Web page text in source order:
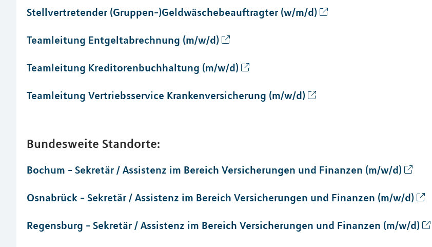
Stellvertretender (Gruppen-)Geldwäschebeauftragter (w/m/d)
Teamleitung Entgeltabrechnung (m/w/d)
Teamleitung Kreditorenbuchhaltung (m/w/d)
Teamleitung Vertriebsservice Krankenversicherung (m/w/d)
Bundesweite Standorte:
Bochum - Sekretär / Assistenz im Bereich Versicherungen und Finanzen (m/w/d)
Osnabrück - Sekretär / Assistenz im Bereich Versicherungen und Finanzen (m/w/d)
Regensburg - Sekretär / Assistenz im Bereich Versicherungen und Finanzen (m/w/d)